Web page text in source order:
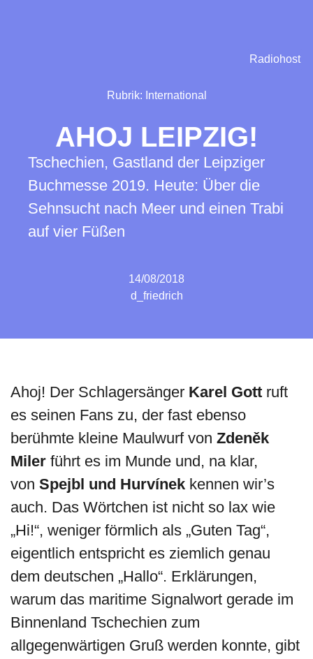
Rubrik: International
AHOJ LEIPZIG!
Tschechien, Gastland der Leipziger
Buchmesse 2019. Heute: Über die
Sehnsucht nach Meer und einen Trabi
auf vier Füßen
14/08/2018
d_friedrich
Radiohost
Ahoj! Der Schlagersänger Karel Gott ruft
es seinen Fans zu, der fast ebenso
berühmte kleine Maulwurf von Zdeněk
Miler führt es im Munde und, na klar,
von Spejbl und Hurvínek kennen wir’s
auch. Das Wörtchen ist nicht so lax wie
„Hi!“, weniger förmlich als „Guten Tag“,
eigentlich entspricht es ziemlich genau
dem deutschen „Hallo“. Erklärungen,
warum das maritime Signalwort gerade im
Binnenland Tschechien zum
allgegenwärtigen Gruß werden konnte, gibt